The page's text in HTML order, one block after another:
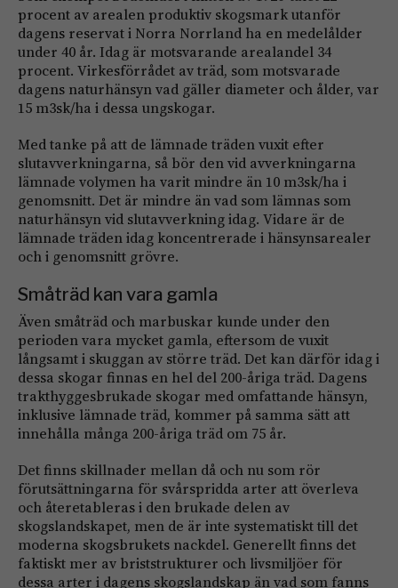
procent av arealen produktiv skogsmark utanför
dagens reservat i Norra Norrland ha en medelålder
under 40 år. Idag är motsvarande arealandel 34
procent. Virkesförrådet av träd, som motsvarade
dagens naturhänsyn vad gäller diameter och ålder, var
15 m3sk/ha i dessa ungskogar.
Med tanke på att de lämnade träden vuxit efter
slutavverkningarna, så bör den vid avverkningarna
lämnade volymen ha varit mindre än 10 m3sk/ha i
genomsnitt. Det är mindre än vad som lämnas som
naturhänsyn vid slutavverkning idag. Vidare är de
lämnade träden idag koncentrerade i hänsynsarealer
och i genomsnitt grövre.
Småträd kan vara gamla
Även småträd och marbuskar kunde under den
perioden vara mycket gamla, eftersom de vuxit
långsamt i skuggan av större träd. Det kan därför idag i
dessa skogar finnas en hel del 200-åriga träd. Dagens
trakthyggesbrukade skogar med omfattande hänsyn,
inklusive lämnade träd, kommer på samma sätt att
innehålla många 200-åriga träd om 75 år.
Det finns skillnader mellan då och nu som rör
förutsättningarna för svårspridda arter att överleva
och återetableras i den brukade delen av
skogslandskapet, men de är inte systematiskt till det
moderna skogsbrukets nackdel. Generellt finns det
faktiskt mer av briststrukturer och livsmiljöer för
dessa arter i dagens skogslandskap än vad som fanns